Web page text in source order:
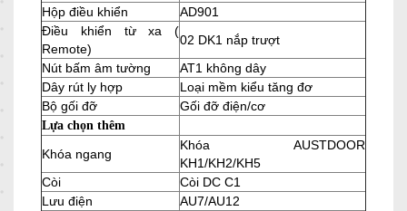
Hộp điều khiển
AD901
Điều khiển từ xa (
Remote)
02 DK1 nắp trượt
Nút bấm âm tường
AT1 không dây
Dây rút ly hợp
Loại mềm kiểu tăng đơ
Bộ gối đỡ
Gối đỡ điện/cơ
Lựa chọn thêm
Khóa ngang
Khóa AUSTDOOR
KH1/KH2/KH5
Còi
Còi DC C1
Lưu điện
AU7/AU12